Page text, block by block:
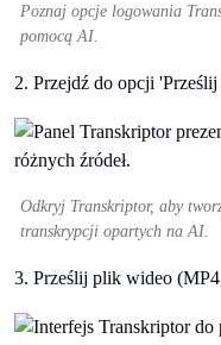
Poznaj opcje logowania
pomocą AI.
2. Przejdź do opcji
Odkryj Transkriptor, aby
transkrypcji opartych na AI.
3. Prześlij plik wideo